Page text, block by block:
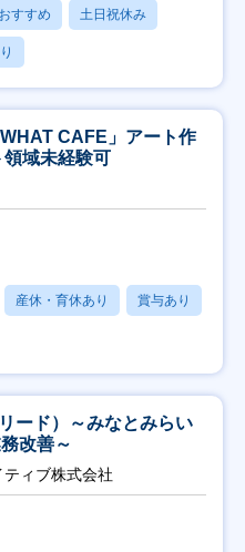
すすめ 土日祝休み
CAFE」アート作
域未経験可
産休・育休あり 賞与あり
ード）～みなとみらい
改善～
ィブ株式会社